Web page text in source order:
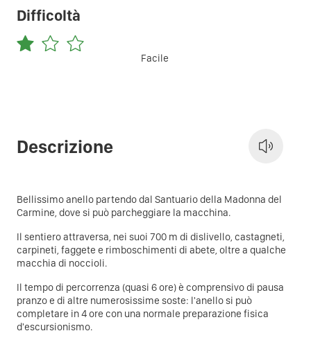
Difficoltà
Facile
Descrizione
Bellissimo anello partendo dal Santuario della Madonna del
Carmine, dove si può parcheggiare la macchina. ​
Il sentiero attraversa, nei suoi 700 m di dislivello, castagneti,
carpineti, faggete e rimboschimenti di abete, oltre a qualche
macchia di noccioli. ​
Il tempo di percorrenza (quasi 6 ore) è comprensivo di pausa
pranzo e di altre numerosissime soste: l'anello si può
completare in 4 ore con una normale preparazione fisica
d'escursionismo.